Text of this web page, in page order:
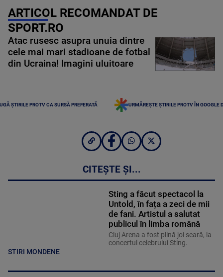
ARTICOL RECOMANDAT DE
SPORT.RO
Atac rusesc asupra unuia dintre
cele mai mari stadioane de fotbal
din Ucraina! Imagini uluitoare
ȘTIRILE PROTV CA SURSĂ PREFERATĂ URMĂREȘTE ȘTIRILE PROTV ÎN GOOGLE
CITEȘTE ȘI...
STIRI MONDENE
Sting a făcut spectacol la
Untold, în fața a zeci de mii
de fani. Artistul a salutat
publicul în limba română
Cluj Arena a fost plină joi seară, la
concertul celebrului Sting.